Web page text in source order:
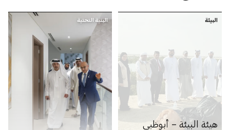
البيئة
هيئة البيئة – أبوظبي
البنية التحتية